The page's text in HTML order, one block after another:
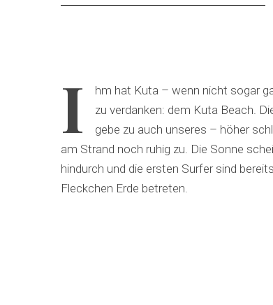
I
hm hat Kuta – wenn nicht sogar
zu verdanken: dem Kuta Beach.
gebe zu auch unseres – höher
am Strand noch ruhig zu. Die Sonne
hindurch und die ersten Surfer sind
Fleckchen Erde betreten.